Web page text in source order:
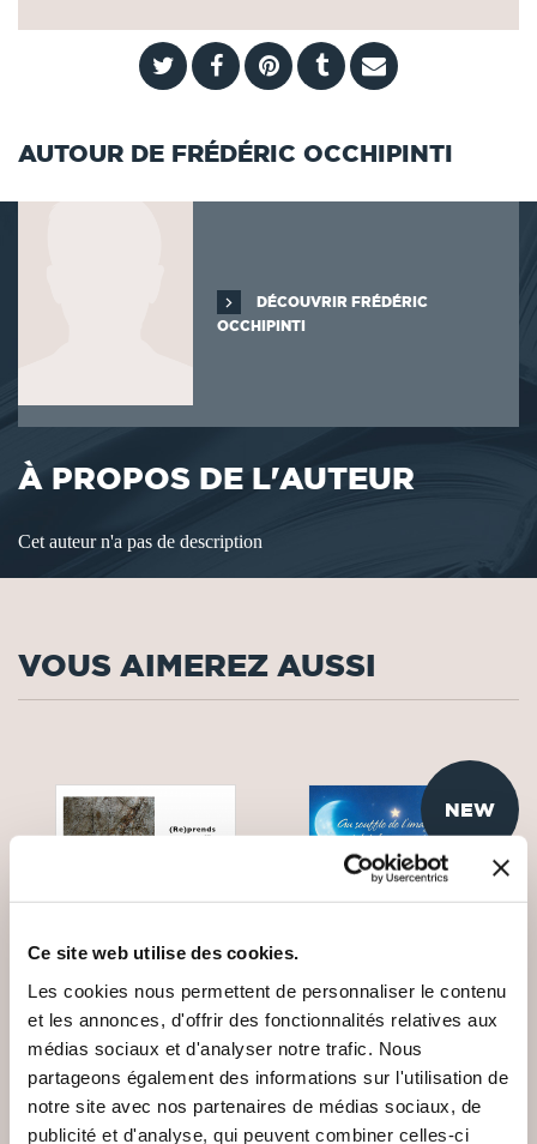
Ce site web utilise des cookies.
Les cookies nous permettent de personnaliser le contenu
et les annonces, d'offrir des fonctionnalités relatives aux
médias sociaux et d'analyser notre trafic. Nous
partageons également des informations sur l'utilisation de
notre site avec nos partenaires de médias sociaux, de
publicité et d'analyse, qui peuvent combiner celles-ci
AUTOUR DE FRÉDÉRIC OCCHIPINTI
DÉCOUVRIR FRÉDÉRIC
OCCHIPINTI
À PROPOS DE L'AUTEUR
Cet auteur n'a pas de description
VOUS AIMEREZ AUSSI
(0 avis)
NEW
(0 avis)